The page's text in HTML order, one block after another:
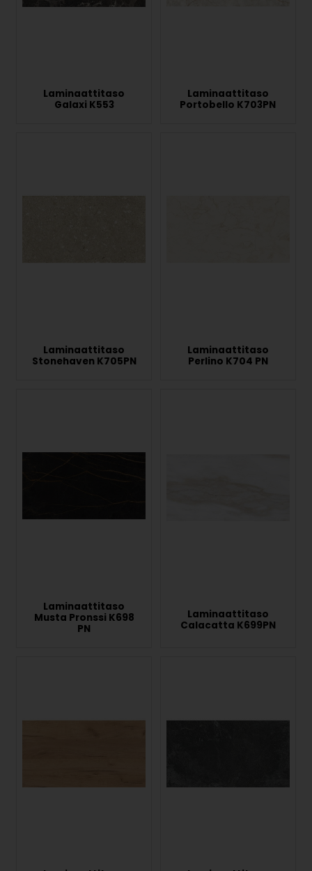
Laminaattitaso
Galaxi K553
Laminaattitaso
Portobello K703PN
Laminaattitaso
Stonehaven K705PN
Laminaattitaso
Perlino K704 PN
Laminaattitaso
Musta Pronssi K698
PN
Laminaattitaso
Calacatta K699PN